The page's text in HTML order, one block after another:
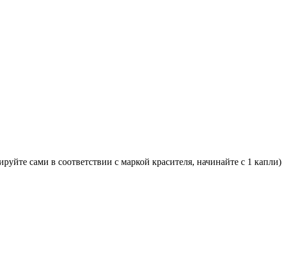
сами в соответствии с маркой красителя, начинайте с 1 капли)